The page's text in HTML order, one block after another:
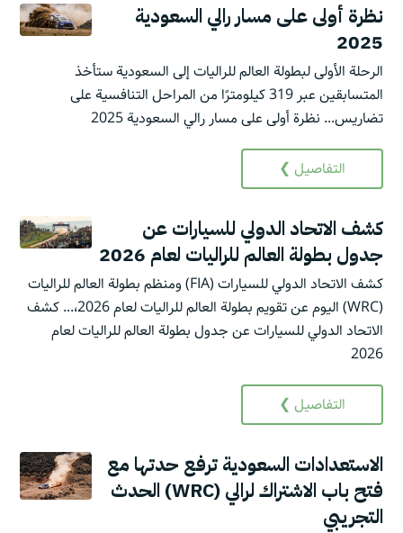
نظرة أولى على مسار رالي السعودية
2025
الرحلة الأولى لبطولة العالم للراليات إلى السعودية ستأخذ
المتسابقين عبر 319 كيلومترًا من المراحل التنافسية على
تضاريس... نظرة أولى على مسار رالي السعودية 2025
التفاصيل ❯
كشف الاتحاد الدولي للسيارات عن
جدول بطولة العالم للراليات لعام 2026
كشف الاتحاد الدولي للسيارات (FIA) ومنظم بطولة العالم للراليات
(WRC) اليوم عن تقويم بطولة العالم للراليات لعام 2026،... كشف
الاتحاد الدولي للسيارات عن جدول بطولة العالم للراليات لعام
2026
التفاصيل ❯
الاستعدادات السعودية ترفع حدتها مع
فتح باب الاشتراك لرالي (WRC) الحدث
التجريبي